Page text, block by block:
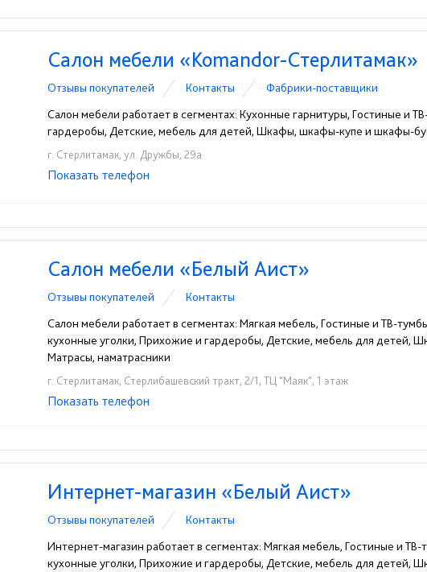
Салон мебели «Komandor-Стерлитамак»
Отзывы покупателей Контакты
Фабрики-поставщики
Салон мебели работает в сегментах: Кухонные гарнитуры, Гостиные и
гардеробы, Детские, мебель для детей, Шкафы, шкафы-купе и шкафы-
г. Стерлитамак, ул. Дружбы, 29а
☎+7(3473)20-50-50
Показать телефон
Салон мебели «Белый Аист»
Отзывы покупателей
Контакты
Салон мебели работает в сегментах: Мягкая мебель, Гостиные и ТВ-
кухонные уголки, Прихожие и гардеробы, Детские, мебель для
Матрасы, наматрасники
г. Стерлитамак, Стерлибашевский тракт, 2/1, ТЦ "Маяк", 1 этаж
☎+7 960 802 15 10
Показать телефон
Интернет-магазин «Белый Аист»
Отзывы покупателей
Контакты
Интернет-магазин работает в сегментах: Мягкая мебель, Гостиные и ТВ-
кухонные уголки, Прихожие и гардеробы, Детские, мебель для